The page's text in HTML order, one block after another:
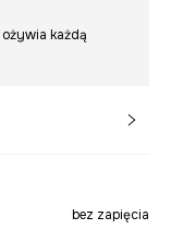
ożywia każdą
bez zapięcia